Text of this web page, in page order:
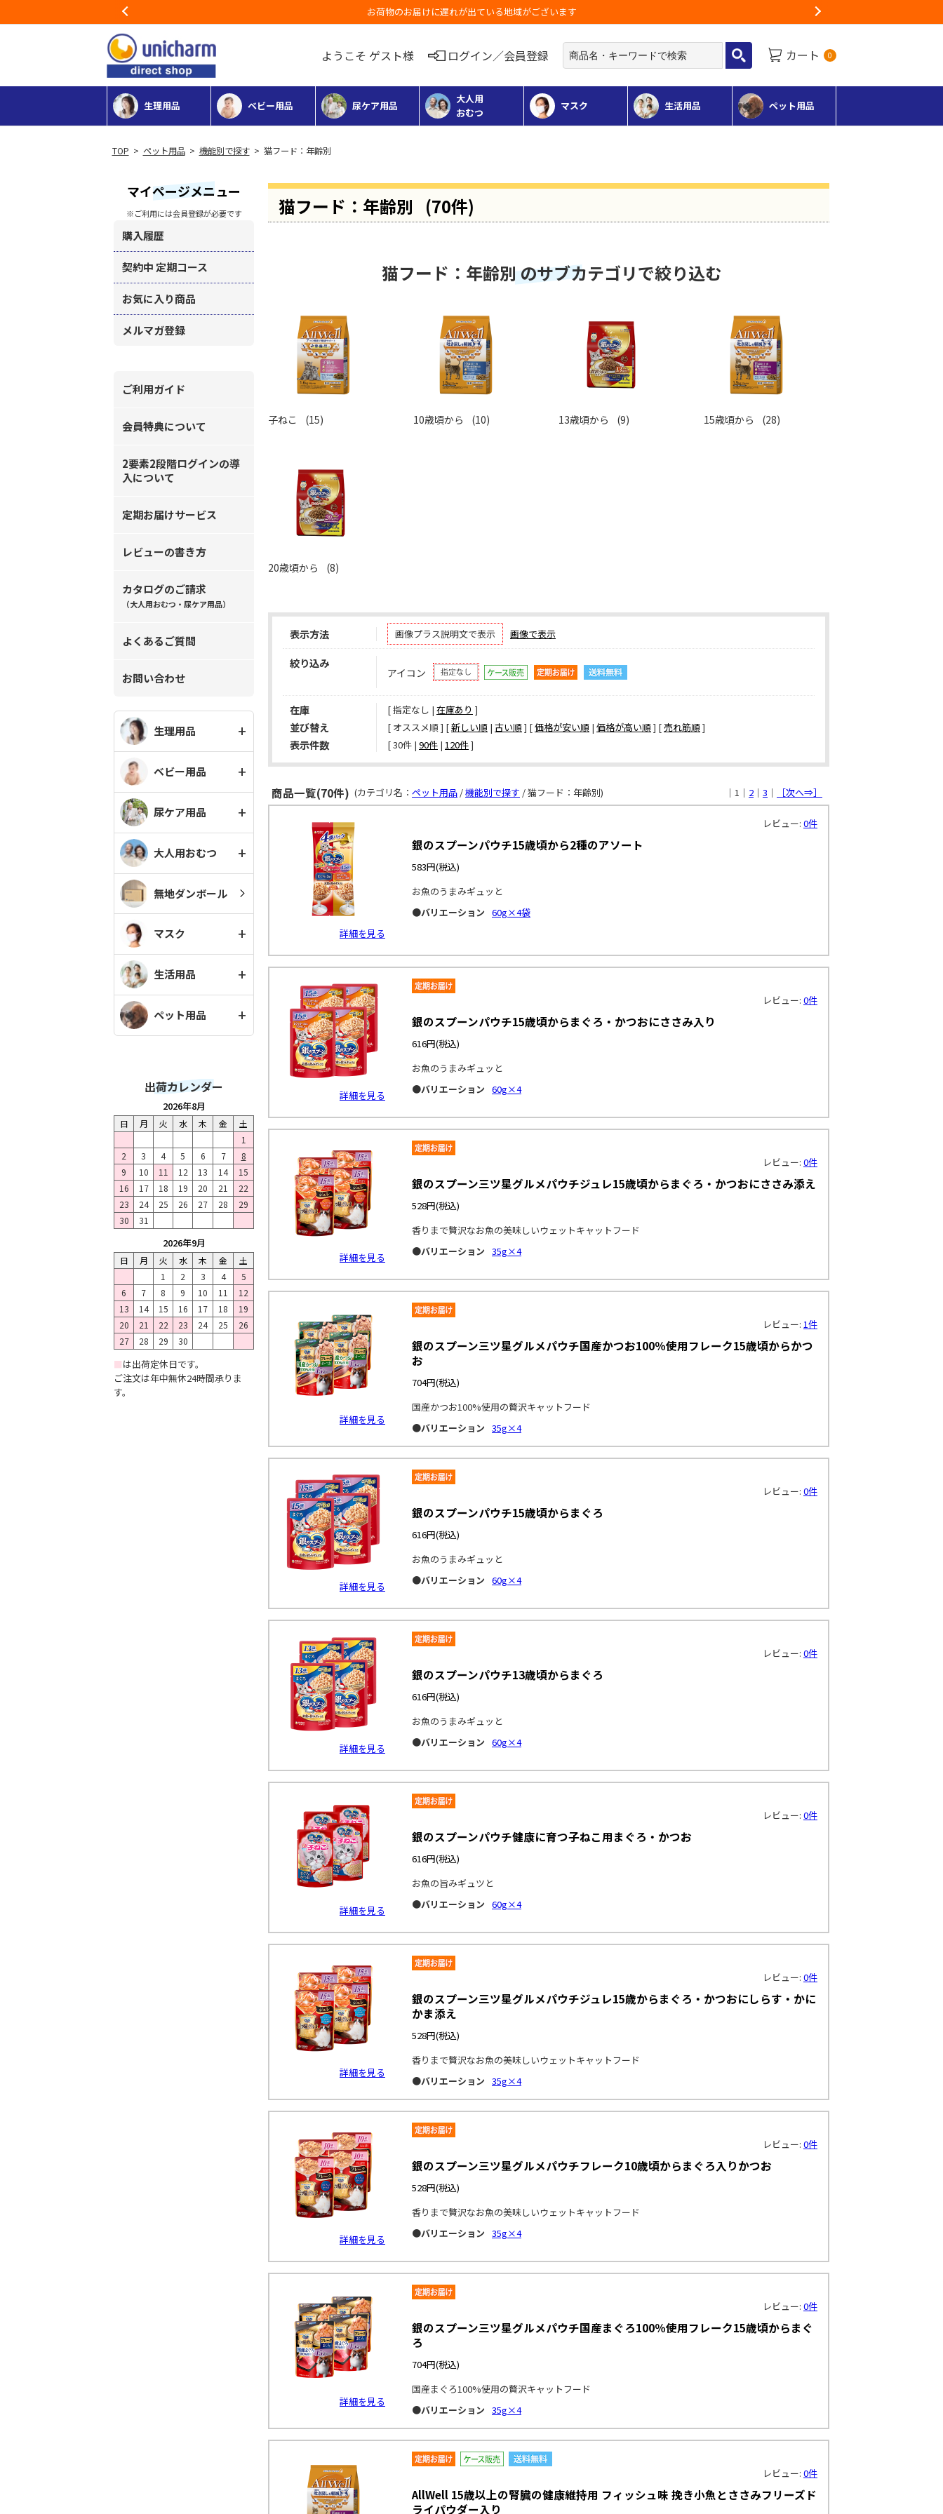
お荷物のお届けに遅れが出ている地域がございます
ようこそ ゲスト様 ログイン／会員登録 カート 0
生理用品 ベビー用品 尿ケア用品
大人用
おむつ
マスク 生活用品 ペット用品
> ペット用品> 機能別で探す> 猫フード：年齢別
マイページメニュー
※ご利用には会員登録が必要です
購入履歴
契約中 定期コース
お気に入り商品
メルマガ登録
ご利用ガイド
会員特典について
2要素2段階ログインの導
入について
定期お届けサービス
レビューの書き方
カタログのご請求
（大人用おむつ・尿ケア用品）
よくあるご質問
お問い合わせ
生理用品
ベビー用品
尿ケア用品
大人用おむつ
無地ダンボール
マスク
生活用品
ペット用品
出荷カレンダー
2026年8月
日 月 火 水 木 金
土
1
2
3 4 5 6 7
8
9
10 11 12 13 14
15
16
17 18 19 20 21
22
23
24 25 26 27 28
29
30
31
2026年9月
日 月 火 水 木 金
土
1
2 3 4
5
6
7 8 9 10 11
12
13
14 15 16 17 18
19
20
21 22 23 24 25
26
27
28 29 30
■は出荷定休日です。
ご注文は年中無休24時間承りま
す。
猫フード：年齢別 (70件)
猫フード：年齢別 のサブカテゴリで絞り込む
子ねこ (15) 10歳頃から (10) 13歳頃から (9) 15歳頃から (28)
20歳頃から (8)
表示方法 画像プラス説明文で表示 画像で表示
絞り込み
アイコン
在庫 [ 指定なし | 在庫あり ]
並び替え [ オススメ順 ] [新しい順 | 古い順] [価格が安い順 | 価格が高い順] [売れ筋順]
表示件数 [ 30件 | 90件 | 120件 ]
商品一覧(70件) ｜1｜ 2 ｜ 3 ｜ ［次へ⇒］
(カテゴリ名： ペット用品 /機能別で探す / 猫フード：年齢別)
詳細を見る
レビュー: 0件
銀のスプーンパウチ15歳頃から2種のアソート
583円(税込)
お魚のうまみギュッと
●バリエーション 60g×4袋
詳細を見る
レビュー: 0件
銀のスプーンパウチ15歳頃からまぐろ・かつおにささみ入り
616円(税込)
お魚のうまみギュッと
●バリエーション 60g×4
詳細を見る
レビュー: 0件
銀のスプーン三ツ星グルメパウチジュレ15歳頃からまぐろ・かつおにささみ添え
528円(税込)
香りまで贅沢なお魚の美味しいウェットキャットフード
●バリエーション 35g×4
詳細を見る
レビュー: 1件
銀のスプーン三ツ星グルメパウチ国産かつお100％使用フレーク15歳頃からかつ
お
704円(税込)
国産かつお100%使用の贅沢キャットフード
●バリエーション 35g×4
詳細を見る
レビュー: 0件
銀のスプーンパウチ15歳頃からまぐろ
616円(税込)
お魚のうまみギュッと
●バリエーション 60g×4
詳細を見る
レビュー: 0件
銀のスプーンパウチ13歳頃からまぐろ
616円(税込)
お魚のうまみギュッと
●バリエーション 60g×4
詳細を見る
レビュー: 0件
銀のスプーンパウチ健康に育つ子ねこ用まぐろ・かつお
616円(税込)
お魚の旨みギュツと
●バリエーション 60g×4
詳細を見る
レビュー: 0件
銀のスプーン三ツ星グルメパウチジュレ15歳からまぐろ・かつおにしらす・かに
かま添え
528円(税込)
香りまで贅沢なお魚の美味しいウェットキャットフード
●バリエーション 35g×4
詳細を見る
レビュー: 0件
銀のスプーン三ツ星グルメパウチフレーク10歳頃からまぐろ入りかつお
528円(税込)
香りまで贅沢なお魚の美味しいウェットキャットフード
●バリエーション 35g×4
詳細を見る
レビュー: 0件
銀のスプーン三ツ星グルメパウチ国産まぐろ100％使用フレーク15歳頃からまぐ
ろ
704円(税込)
国産まぐろ100%使用の贅沢キャットフード
●バリエーション 35g×4
レビュー: 0件
AllWell 15歳以上の腎臓の健康維持用 フィッシュ味 挽き小魚とささみフリーズド
ライパウダー入り